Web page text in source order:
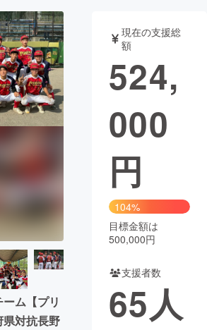
真 音楽
ー・ガジェット ゲーム・サ
起業
・地域活性化
Social Good
CAMPFIRE Creation
るさと納税machi-ya コミュニティ
ム【プリ
対抗長野
現在の支援総
額
524,
000
円
104%
目標金額は
500,000円
支援者数
65人